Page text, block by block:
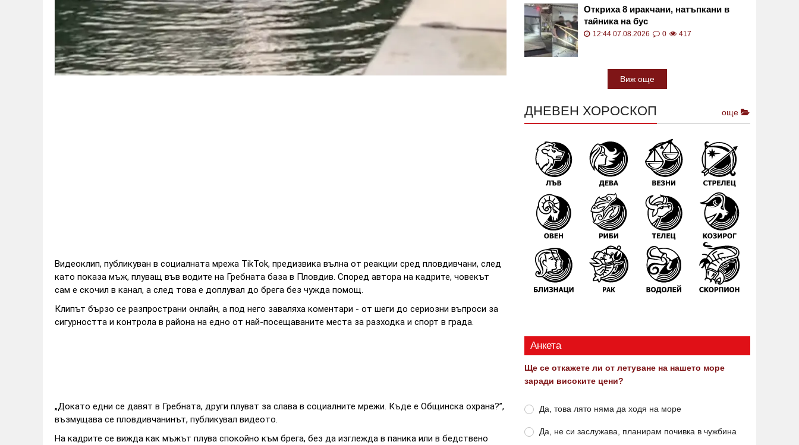
Видеоклип, публикуван в социалната мрежа TikTok, предизвика вълна от реакции сред пловдивчани, след
като показа мъж, плуващ във водите на Гребната база в Пловдив. Според автора на кадрите, човекът
сам е скочил в канал, а след това е доплувал до брега без чужда помощ.
Клипът бързо се разпространи онлайн, а под него заваляха коментари - от шеги до сериозни въпроси за
сигурността и контрола в района на едно от най-посещаваните места за разходка и спорт в града.
„Докато едни се давят в Гребната, други плуват за слава в социалните мрежи. Къде е Общинска охрана?”,
възмущава се пловдивчанинът, публикувал видеото.
На кадрите се вижда как мъжът плува спокойно към брега, без да изглежда в паника или в бедствено
Откриха 8 иракчани, натъпкани в
тайника на бус
12:44 07.08.2026 0 417
Виж още
ДНЕВЕН ХОРОСКОП още
Анкета
Ще се откажете ли от летуване на нашето море
заради високите цени?
Да, това лято няма да ходя на море
Да, не си заслужава, планирам почивка в чужбина